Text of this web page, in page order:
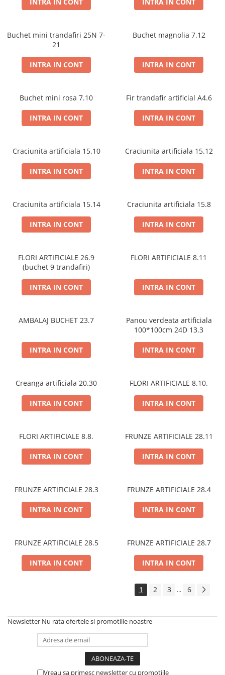
PERII SI RACLETE
ORGANIZARE SI DEPOZITARE
UNICA FOLOSINTA
Buchet mini trandafiri 25N 7-
21
INTRA IN CONT
Buchet magnolia 7.12
INTRA IN CONT
Buchet mini rosa 7.10
INTRA IN CONT
Fir trandafir artificial A4.6
INTRA IN CONT
Craciunita artificiala 15.10
INTRA IN CONT
Craciunita artificiala 15.12
INTRA IN CONT
Craciunita artificiala 15.14
INTRA IN CONT
Craciunita artificiala 15.8
INTRA IN CONT
FLORI ARTIFICIALE 26.9
(buchet 9 trandafiri)
INTRA IN CONT
FLORI ARTIFICIALE 8.11
INTRA IN CONT
AMBALAJ BUCHET 23.7
INTRA IN CONT
Panou verdeata artificiala
100*100cm 24D 13.3
INTRA IN CONT
Creanga artificiala 20.30
INTRA IN CONT
FLORI ARTIFICIALE 8.10.
INTRA IN CONT
FLORI ARTIFICIALE 8.8.
INTRA IN CONT
FRUNZE ARTIFICIALE 28.11
INTRA IN CONT
FRUNZE ARTIFICIALE 28.3
INTRA IN CONT
FRUNZE ARTIFICIALE 28.4
INTRA IN CONT
FRUNZE ARTIFICIALE 28.5
INTRA IN CONT
FRUNZE ARTIFICIALE 28.7
INTRA IN CONT
1 2 3 ... 6
Newsletter Nu rata ofertele si promotiile noastre
Vreau sa primesc newsletter cu promotiile